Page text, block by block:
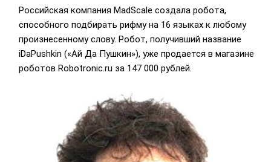
Российская компания MadScale создала робота,
способного подбирать рифму на 16 языках к любому
произнесенному слову. Робот, получивший название
iDaPushkin («Ай Да Пушкин»), уже продается в магазине
роботов Robotronic.ru за 147 000 рублей.